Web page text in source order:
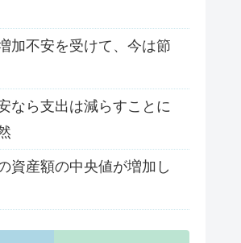
加不安を受けて、今は節
なら支出は減らすことに
資産額の中央値が増加し